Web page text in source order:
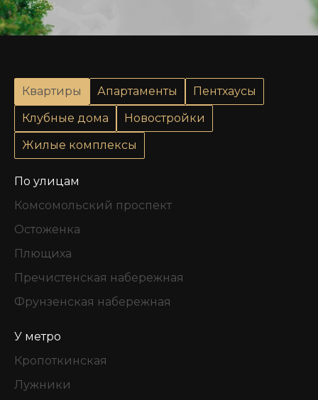
Квартиры Апартаменты
Пентхаусы
Клубные дома
Новостройки
Жилые комплексы
По улицам
Комсомольский проспект
Остоженка
Плющиха
Пречистенская набережная
Фрунзенская набережная
У метро
Кропоткинская
Лужники